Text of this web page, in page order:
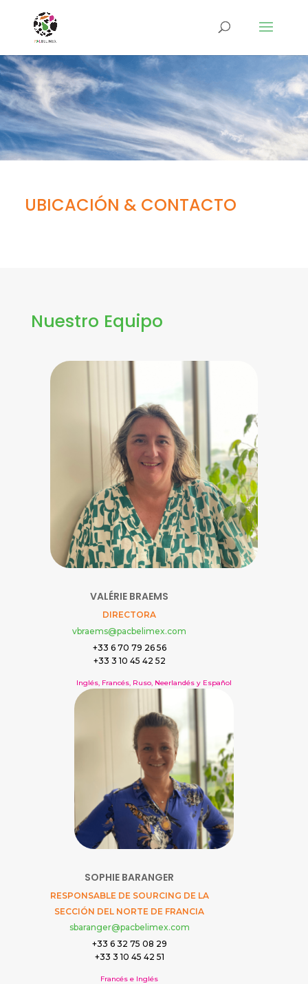
UBICACIÓN & CONTACTO
Nuestro Equipo
VALÉRIE BRAEMS
DIRECTORA
vbraems@pacbelimex.com
+33 6 70 79 26 56
+33 3 10 45 42 52
Inglés, Francés, Ruso, Neerlandés y Español
SOPHIE BARANGER
RESPONSABLE DE SOURCING DE LA
SECCIÓN DEL NORTE DE FRANCIA
sbaranger@pacbelimex.com
+33 6 32 75 08 29
+33 3 10 45 42 51
Francés e Inglés